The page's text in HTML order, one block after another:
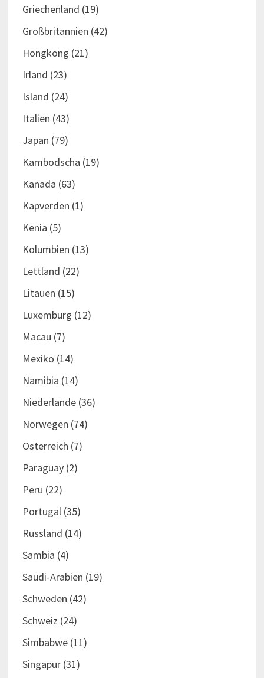
Griechenland (19)
Großbritannien (42)
Hongkong (21)
Irland (23)
Island (24)
Italien (43)
Japan (79)
Kambodscha (19)
Kanada (63)
Kapverden (1)
Kenia (5)
Kolumbien (13)
Lettland (22)
Litauen (15)
Luxemburg (12)
Macau (7)
Mexiko (14)
Namibia (14)
Niederlande(36)
Norwegen (74)
Österreich (7)
Paraguay(2)
Peru (22)
Portugal (35)
Russland (14)
Sambia (4)
Saudi-Arabien (19)
Schweden (42)
Schweiz (24)
Simbabwe(11)
Singapur(31)